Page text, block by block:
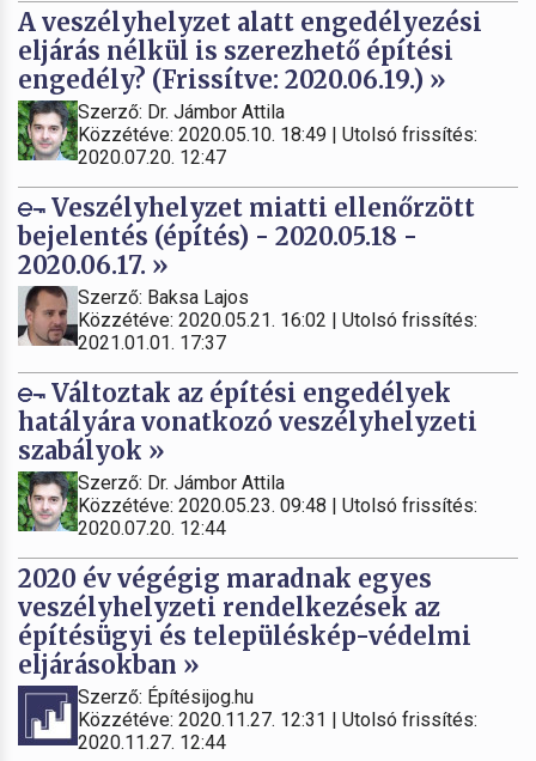
A veszélyhelyzet alatt engedélyezési
eljárás nélkül is szerezhető építési
engedély? (Frissítve: 2020.06.19.) »
Szerző: Dr. Jámbor Attila
Közzétéve: 2020.05.10. 18:49 | Utolsó frissítés:
2020.07.20. 12:47
Veszélyhelyzet miatti ellenőrzött
bejelentés (építés) - 2020.05.18 -
2020.06.17. »
Szerző: Baksa Lajos
Közzétéve: 2020.05.21. 16:02 | Utolsó frissítés:
2021.01.01. 17:37
Változtak az építési engedélyek
hatályára vonatkozó veszélyhelyzeti
szabályok »
Szerző: Dr. Jámbor Attila
Közzétéve: 2020.05.23. 09:48 | Utolsó frissítés:
2020.07.20. 12:44
2020 év végégig maradnak egyes
veszélyhelyzeti rendelkezések az
építésügyi és településkép-védelmi
eljárásokban »
Szerző: Építésijog.hu
Közzétéve: 2020.11.27. 12:31 | Utolsó frissítés:
2020.11.27. 12:44